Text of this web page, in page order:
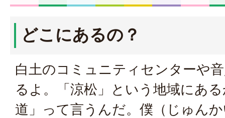
どこにあるの？
白土のコミュニティセンターや
るよ。「涼松」という地域にあ
道」って言うんだ。僕（じゅん